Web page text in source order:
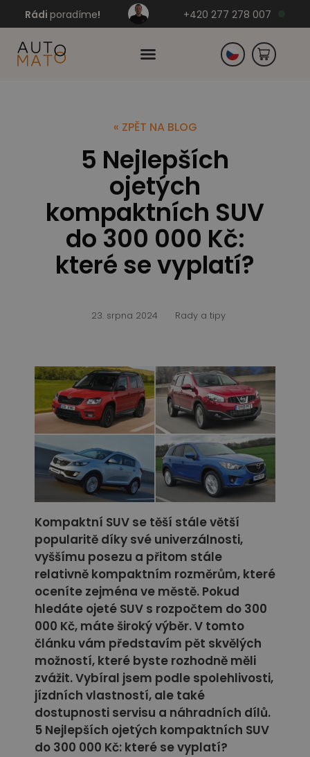
Rádi poradíme! +420 277 278 007
« ZPĚT NA BLOG
5 Nejlepších
ojetých
kompaktních SUV
do 300 000 Kč:
které se vyplatí?
23. srpna 2024 Rady a tipy
Kompaktní SUV se těší stále větší
popularitě díky své univerzálnosti,
vyššímu posezu a přitom stále
relativně kompaktním rozměrům, které
oceníte zejména ve městě. Pokud
hledáte ojeté SUV s rozpočtem do 300
000 Kč, máte široký výběr. V tomto
článku vám představím pět skvělých
možností, které byste rozhodně měli
zvážit. Vybíral jsem podle spolehlivosti,
jízdních vlastností, ale také
dostupnosti servisu a náhradních dílů.
5 Nejlepších ojetých kompaktních SUV
do 300 000 Kč: které se vyplatí?